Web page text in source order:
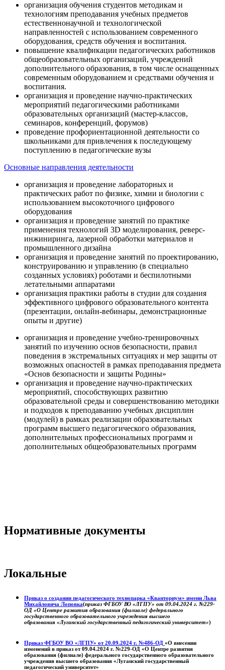
организация обучения студентов методикам и
технологиям преподавания учебных предметов
естественнонаучной и технологической
направленностей с использованием современного
оборудования, средств обучения и воспитания.
повышение квалификации педагогических работников
общеобразовательных организаций, учреждений
дополнительного образования, в том числе оснащенных
современным оборудованием и средствами обучения и
воспитания.
организация и проведение научно-практических
мероприятий педагогическими работниками
образовательных организаций (мастер-классов,
семинаров, конференций, форумов)
проведение профориентационной деятельности со
школьниками для привлечения к последующему
поступлению в педагогические вузы
Основные направления деятельности
организация и проведение лабораторных и
практических работ по физике, химии и биологии с
использованием высокоточного цифрового
оборудования
организация и проведение занятий по практике
применения технологий 3D моделирования, реверс-
инжиниринга, лазерной обработки материалов и
промышленного дизайна
организация и проведение занятий по проектированию,
конструированию и управлению (в специально
созданных условиях) роботами и беспилотными
летательными аппаратами
организация практики работы в студии для создания
эффективного цифрового образовательного контента
(презентации, онлайн-вебинары, демонстрационные
опыты и другие)
организация и проведение учебно-тренировочных
занятий по изучению основ безопасности, правил
поведения в экстремальных ситуациях и мер защиты от
возможных опасностей в рамках преподавания предмета
«Основ безопасности и защиты Родины»
организация и проведение научно-практических
мероприятий, способствующих развитию
образовательной среды и совершенствованию методики
и подходов к преподаванию учебных дисциплин
(модулей) в рамках реализации образовательных
программ высшего педагогического образования,
дополнительных профессиональных программ и
дополнительных общеобразовательных программ
Нормативные документы
Локальные
Приказ о создании педагогического технопарка «Кванториум» имени Льва
Михайловича Лоповка(приказ ФГБОУ ВО «ЛГПУ» от 09.04.2024 г. №229-
ОД «О Центре развития образования (филиале) федерального
государственного образовательного учреждения высшего
образования «Луганский государственный педагогический университет»)
Приказ ФГБОУ ВО «ЛГПУ» от 20.09.2024 г. №486-ОД «О внесении
изменений в приказ от 09.04.2024 г. №229-ОД «О Центре развития
образования (филиале) федерального государственного образовательного
учреждения высшего образования «Луганский государственный
педагогический университет»